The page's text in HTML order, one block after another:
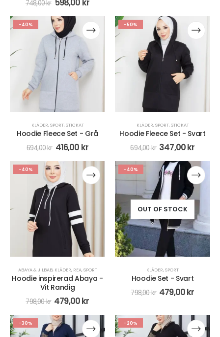
748,00kr 598,00 kr
-40%
KLÄDER,SPORT,STICKAT
Hoodie Fleece Set - Grå
694,00kr 416,00 kr
-50%
KLÄDER,SPORT,STICKAT
Hoodie Fleece Set - Svart
694,00kr 347,00kr
-40%
ABAYA & JILBAB, KLÄDER, REA,SPORT
Hoodie inspirerad Abaya -
Vit Randig
798,00kr 479,00kr
-40%
OUT OF STOCK
KLÄDER,SPORT
Hoodie Set - Svart
798,00kr 479,00kr
-30% -20%